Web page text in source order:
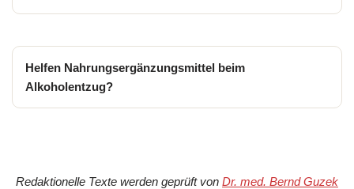
Helfen Nahrungsergänzungsmittel beim
Alkoholentzug?
Redaktionelle Texte werden geprüft von Dr. med. Bernd Guzek